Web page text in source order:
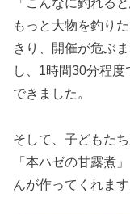
もっと大物を釣り
きり、開催が危ぶ
し、1時間30分程
できました。
そして、子どもた
「本ハゼの甘露煮
んが作ってくれます